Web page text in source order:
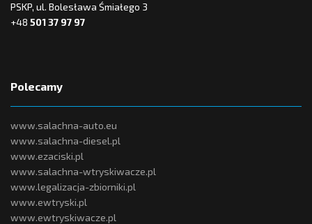
PSKP, ul. Bolesława Śmiałego 3
+48 501 37 97 97
Polecamy
www.salachna-auto.eu
www.salachna-diesel.pl
www.ezaciski.pl
www.salachna-wtryskiwacze.pl
www.legalizacja-zbiorniki.pl
www.ewtryski.pl
www.ewtryskiwacze.pl